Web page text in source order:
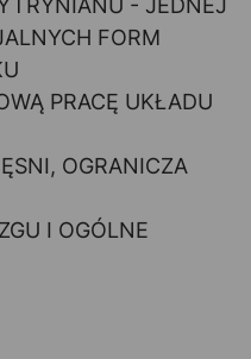
- JEDNEJ
FORM
PRACĘ UKŁADU
OGRANICZA
I OGÓLNE